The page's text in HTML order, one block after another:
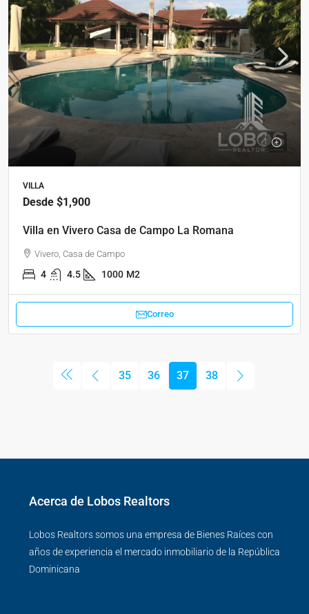
VILLA
Desde $1,900
Villa en Vivero Casa de Campo La Romana
Vivero, Casa de Campo
4 4.5 1000 M2
Correo
35 36 37 38
Acerca de Lobos Realtors
Lobos Realtors somos una empresa de Bienes Raíces con
años de experiencia el mercado inmobiliario de la República
Dominicana